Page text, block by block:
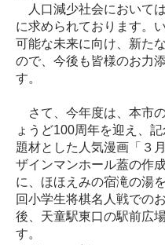
人口減少社会において
に求められております。
可能な未来に向け、新た
ので、今後も皆様のお力
す。
さて、今年度は、本市
ょうど100周年を迎え、
題材とした人気漫画「３
ザインマンホール蓋の作
に、ほほえみの宿滝の湯
回小学生将棋名人戦での
後、天童駅東口の駅前広
す。